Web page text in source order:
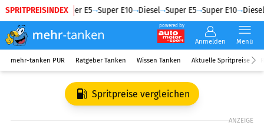
SPRITPREISINDEX
Diesel Super E5 Super E10 Diesel Super E5 Super E10 Diesel
powered by
Anmelden Menü
mehr-tanken PUR Ratgeber Tanken Wissen Tanken Aktuelle Spritpreise
Spritpreise vergleichen
ANZEIGE